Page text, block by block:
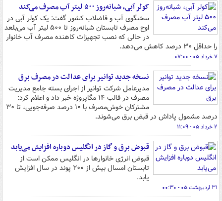
کولر آبی، شبانه‌روز ۵۰۰ لیتر آب مصرف می‌کند
سخنگوی آب و فاضلاب کشور گفت: یک کولر آبی در
اوج مصرف تابستان شبانه‌روز تا ۵۰۰ لیتر آب می‌بلعد
در حالی که نصب تجهیزات کاهنده مصرف آب خانوار
را حداقل ۳۰ درصد کاهش می‌دهد.
۷ خرداد ۰۵ - ۰۷:۰۰
نسخه جدید توانیر برای عدالت در مصرف برق
مدیرعامل شرکت توانیر از اجرای بسته جامع مدیریت
مصرف در قالب ۱۴ مگاپروژه خبر داد و اعلام کرد:
مشترکان خوش‌مصرف با ۱۰ درصد صرفه‌جویی، تا ۳۰
درصد مشمول پاداش در قبض برق می‌شوند.
۲ خرداد ۰۵ - ۱۱:۰۹
قبوض برق و گاز در انگلیس دوباره افزایش می‌یابد
قبوض انرژی خانوارها در انگلیس ممکن است از
تابستان امسال بیش از ۲۰۰ پوند در سال افزایش
یابد.
۳۱ اردیبهشت ۰۵ - ۰۰:۳۰